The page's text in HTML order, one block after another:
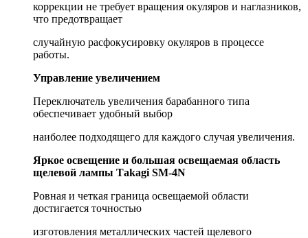
коррекции не требует вращения окуляров и наглазников,
что предотвращает
случайную расфокусировку окуляров в процессе
работы.
Управление увеличением
Переключатель увеличения барабанного типа
обеспечивает удобный выбор
наиболее подходящего для каждого случая увеличения.
Яркое освещение и большая освещаемая область
щелевой лампы Таkаgi SМ-4N
Ровная и четкая граница освещаемой области
достигается точностью
изготовления металлических частей щелевого